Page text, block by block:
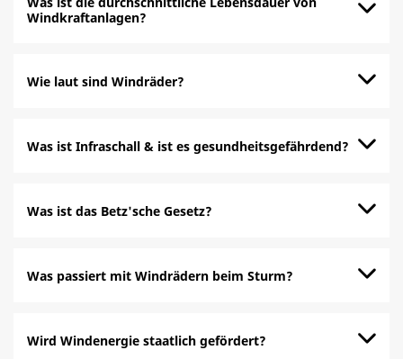
Windkraftanlagen?
Wie laut sind Windräder?
Was ist Infraschall & ist es gesundheitsgefährdend?
Was ist das Betz'sche Gesetz?
Was passiert mit Windrädern beim Sturm?
Wird Windenergie staatlich gefördert?